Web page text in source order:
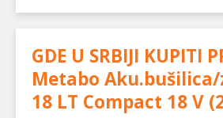
GDE U SRBIJI KUPITI
Metabo Aku.bušilica/
18 LT Compact 18 V